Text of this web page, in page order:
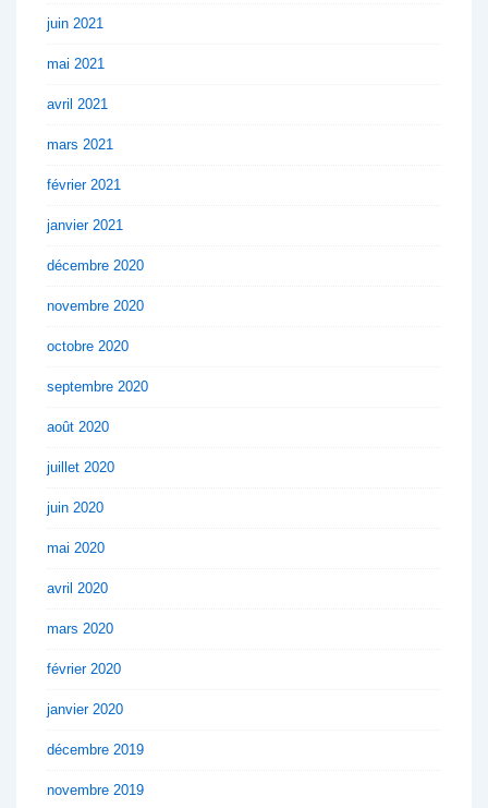
juin 2021
mai 2021
avril 2021
mars 2021
février 2021
janvier 2021
décembre 2020
novembre 2020
octobre 2020
septembre 2020
août 2020
juillet 2020
juin 2020
mai 2020
avril 2020
mars 2020
février 2020
janvier 2020
décembre 2019
novembre 2019